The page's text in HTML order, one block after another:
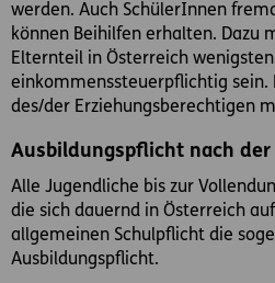
werden. Auch SchülerInnen
können Beihilfen erhalten. Dazu
Elternteil in Österreich
einkommenssteuerpflichtig sein.
des/der Erziehungsberechtigen
Ausbildungspflicht nach
Alle Jugendliche bis zur
die sich dauernd in Österreich
allgemeinen Schulpflicht die
Ausbildungspflicht.